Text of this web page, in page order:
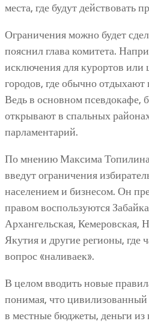
места, где будут действовать
Ограничения можно будет
пояснил глава комитета.
исключения для курортов или
городов, где обычно
Ведь в основном псевдокафе,
открывают в спальных
парламентарий.
По мнению Максима
введут ограничения
населением и бизнесом. Он
правом воспользуются
Архангельская, Кемеровская,
Якутия и другие регионы, где
вопрос «наливаек».
В целом вводить новые
понимая, что
в местные бюджеты, деньги из